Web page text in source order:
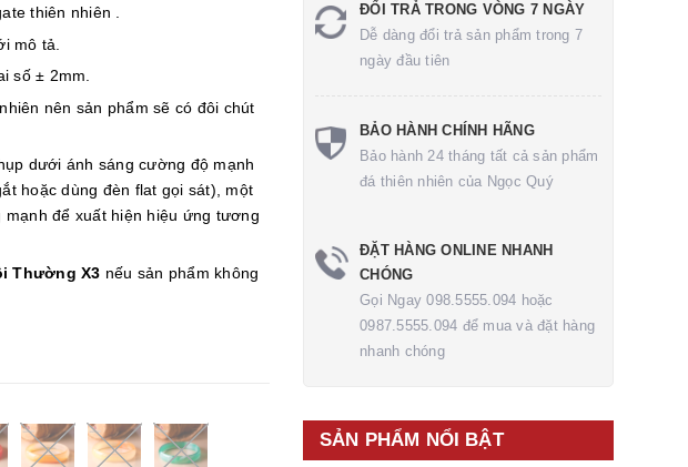
thiên nhiên .
mô tả.
số ± 2mm.
nên sản phẩm sẽ có đôi chút
dưới ánh sáng cường độ mạnh
hoặc dùng đèn flat gọi sát), một
mạnh để xuất hiện hiệu ứng tương
Thường X3 nếu sản phẩm không
ĐỔI TRẢ TRONG VÒNG 7 NGÀY
Dễ dàng đổi trả sản phẩm trong 7
ngày đầu tiên
BẢO HÀNH CHÍNH HÃNG
Bảo hành 24 tháng tất cả sản phẩm
đá thiên nhiên của Ngọc Quý
ĐẶT HÀNG ONLINE NHANH
CHÓNG
Gọi Ngay 098.5555.094 hoặc
0987.5555.094 để mua và đặt hàng
nhanh chóng
SẢN PHẨM NỔI BẬT